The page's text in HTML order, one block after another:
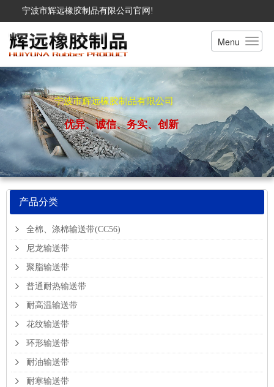
宁波市辉远橡胶制品有限公司官网!
Menu
宁波市辉远橡胶制品有限公司
优异、诚信、务实、创新
产品分类
全棉、涤棉输送带(CC56)
尼龙输送带
聚脂输送带
普通耐热输送带
耐高温输送带
花纹输送带
环形输送带
耐油输送带
耐寒输送带